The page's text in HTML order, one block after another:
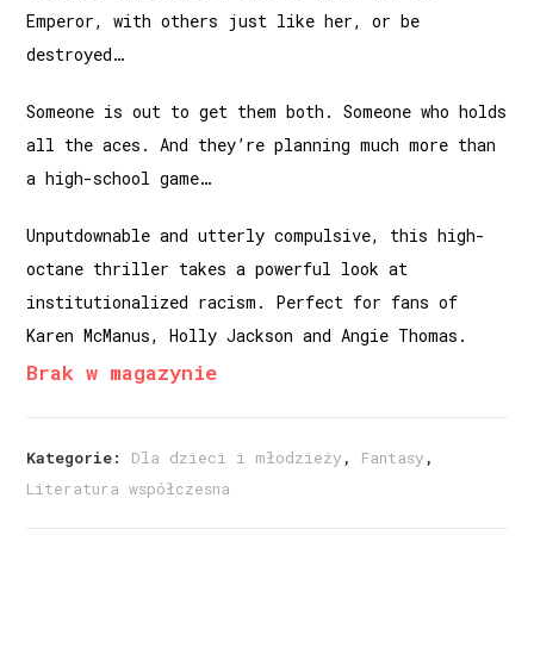
Emperor, with others just like her, or be
destroyed…
Someone is out to get them both. Someone who holds
all the aces. And they’re planning much more than
a high-school game…
Unputdownable and utterly compulsive, this high-
octane thriller takes a powerful look at
institutionalized racism. Perfect for fans of
Karen McManus, Holly Jackson and Angie Thomas.
Brak w magazynie
Kategorie: Dla dzieci i młodzieży , Fantasy ,
Literatura współczesna